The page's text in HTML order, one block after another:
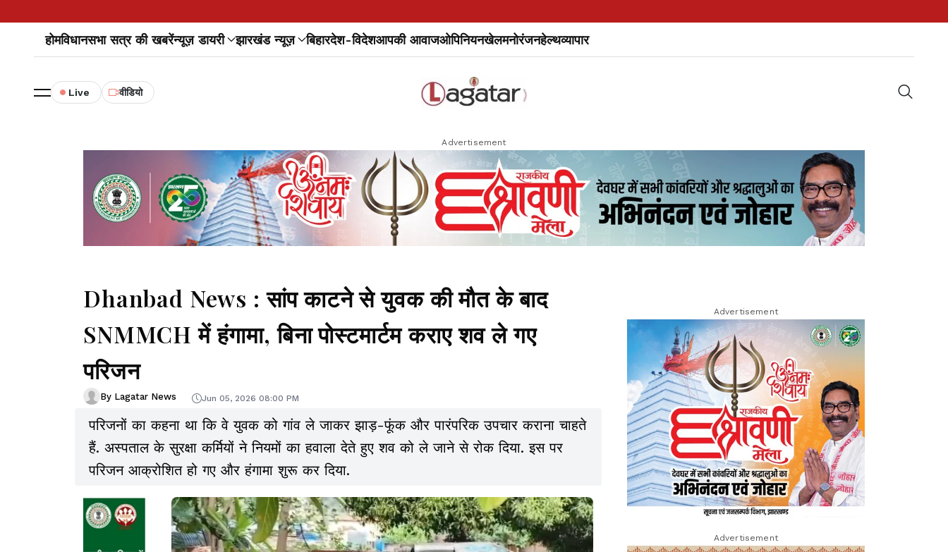
होमविधानसभा सत्र की खबरेंन्यूज़ डायरी झारखंड न्यूज़ बिहारदेश-विदेशआपकी आवाजओपिनियनखेलमनोरंजनहेल्थव्यापार
Live वीडियो
Advertisement
Dhanbad News : सांप काटने से युवक की मौत के बाद
SNMMCH में हंगामा, बिना पोस्टमार्टम कराए शव ले गए
परिजन
By Lagatar News Jun 05, 2026 08:00 PM
परिजनों का कहना था कि वे युवक को गांव ले जाकर झाड़-फूंक और पारंपरिक उपचार कराना चाहते
हैं. अस्पताल के सुरक्षा कर्मियों ने नियमों का हवाला देते हुए शव को ले जाने से रोक दिया. इस पर
परिजन आक्रोशित हो गए और हंगामा शुरू कर दिया.
Advertisement
Advertisement